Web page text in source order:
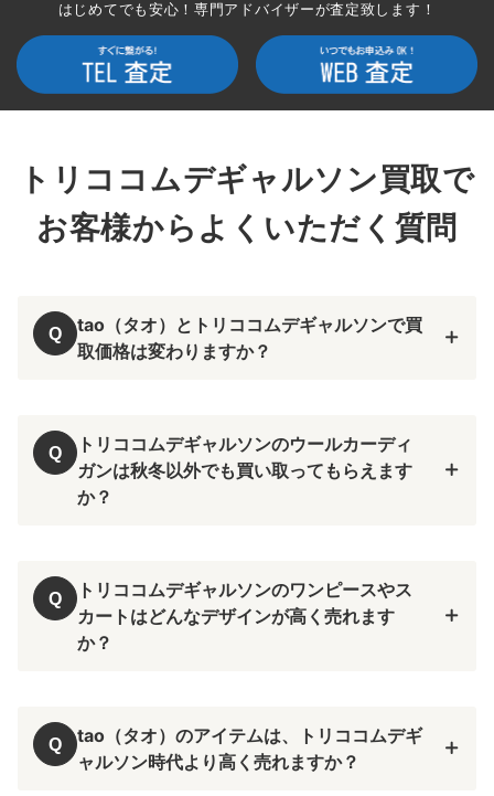
はじめてでも安心！専門アドバイザーが査定致します！
トリココムデギャルソン買取で
お客様からよくいただく質問
Q
tao（タオ）とトリココムデギャルソンで買
取価格は変わりますか？
Q
トリココムデギャルソンのウールカーディ
ガンは秋冬以外でも買い取ってもらえます
か？
す。
Q
トリココムデギャルソンのワンピースやス
カートはどんなデザインが高く売れます
か？
されたシックながらも異素材切り替えのモードなデザ
イン
パッチワ
Q
tao（タオ）のアイテムは、トリココムデギ
ャルソン時代より高く売れますか？